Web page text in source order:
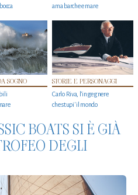
ama barche e mare
SOGNO STORIE E PERSONAGGI
Carlo Riva, l’ingegnere
che stupi' il mondo
BOATS SI È GIÀ
DEGLI